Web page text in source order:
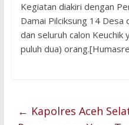
Kegiatan diakiri dengan
Damai Pilciksung 14 Desa
dan seluruh calon
puluh dua)
← Kapolres Aceh